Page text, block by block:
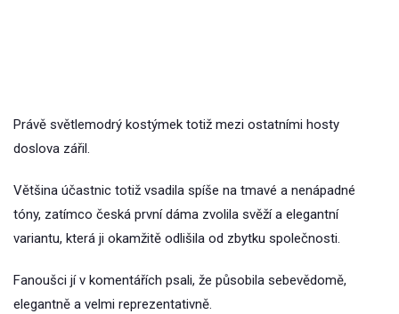
Právě světlemodrý kostýmek totiž mezi ostatními hosty
doslova zářil.
Většina účastnic totiž vsadila spíše na tmavé a nenápadné
tóny, zatímco česká první dáma zvolila svěží a elegantní
variantu, která ji okamžitě odlišila od zbytku společnosti.
Fanoušci jí v komentářích psali, že působila sebevědomě,
elegantně a velmi reprezentativně.